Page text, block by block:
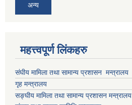
अन्य
महत्त्वपूर्ण लिंकहरु
संघीय मामिला तथा सामान्य प्रशासन मन्त्रालय
गृह मन्त्रालय
सङ्घीय मामिला तथा सामान्य प्रशासन मन्त्रालय